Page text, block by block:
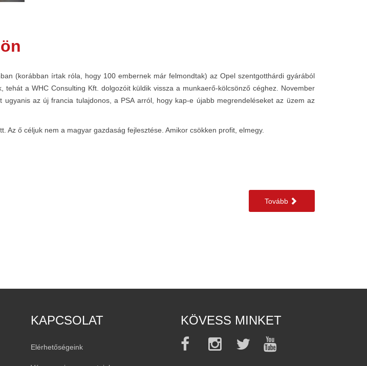
(korábban írtak róla, hogy 100 embernek már felmondtak) az Opel szentgotthárdi gyárából
a WHC Consulting Kft. dolgozóit küldik vissza a munkaerő-kölcsönző céghez. November
az új francia tulajdonos, a PSA arról, hogy kap-e újabb megrendeléseket az üzem az
ő céljuk nem a magyar gazdaság fejlesztése. Amikor csökken profit, elmegy.
Tovább
KAPCSOLAT
Elérhetőségeink
KÖVESS MINKET